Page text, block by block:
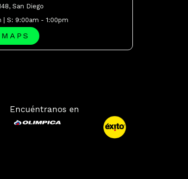
San Diego
| S: 9:00am - 1:00pm
Encuéntranos en